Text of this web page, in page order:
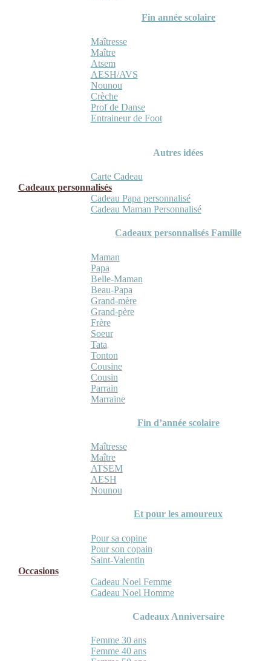
Fin année scolaire
Maîtresse
Maître
Atsem
AESH/AVS
Nounou
Crèche
Prof de Danse
Entraineur de Foot
Autres idées
Carte Cadeau
Cadeaux personnalisés
Cadeau Papa personnalisé
Cadeau Maman Personnalisé
Cadeaux personnalisés Famille
Maman
Papa
Belle-Maman
Beau-Papa
Grand-mère
Grand-père
Frère
Soeur
Tata
Tonton
Cousine
Cousin
Parrain
Marraine
Fin d’année scolaire
Maîtresse
Maître
ATSEM
AESH
Nounou
Et pour les amoureux
Pour sa copine
Pour son copain
Saint-Valentin
Occasions
Cadeau Noel Femme
Cadeau Noel Homme
Cadeaux Anniversaire
Femme 30 ans
Femme 40 ans